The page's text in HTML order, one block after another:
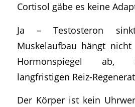
Cortisol gäbe es keine
Ja – Testosteron
Muskelaufbau hängt
Hormonspiegel ab,
langfristigen Reiz-
Der Körper ist kein